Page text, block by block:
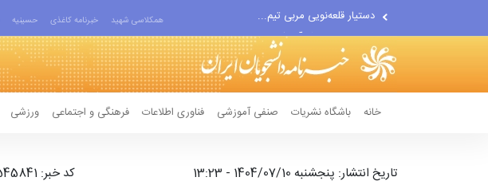
اقتصاددان معروف آمریکایی:...
انتشار اخبار جعلی توسط...
همکلاسی شهید خبرنامه کاغذی حسینیه
خانه باشگاه نشریات صنفی آموزشی فناوری اطلاعات فرهنگی و اجتماعی ورزشی
تاریخ انتشار: پنجشنبه 1404/07/10 - 13:23 کد خبر: 545841